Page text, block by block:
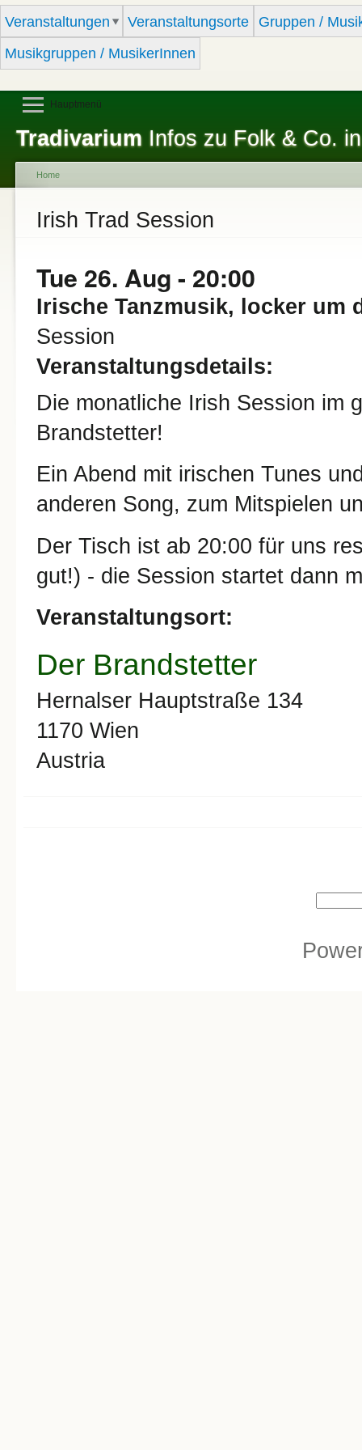
Veranstaltungen Veranstaltungsorte
Gruppen /
Musikgruppen / MusikerInnen
Tradivarium Infos zu Folk & Co.
Hauptmenü
You are here
Home
Irish Trad Session
Tue 26. Aug - 20:00
Irische Tanzmusik, locker um
Session
Veranstaltungsdetails:
Die monatliche Irish Session im
Brandstetter!
Ein Abend mit irischen Tunes
anderen Song, zum Mitspielen
Der Tisch ist ab 20:00 für uns
gut!) - die Session startet dann
Veranstaltungsort:
Der Brandstetter
Hernalser Hauptstraße 134
1170 Wien
Austria